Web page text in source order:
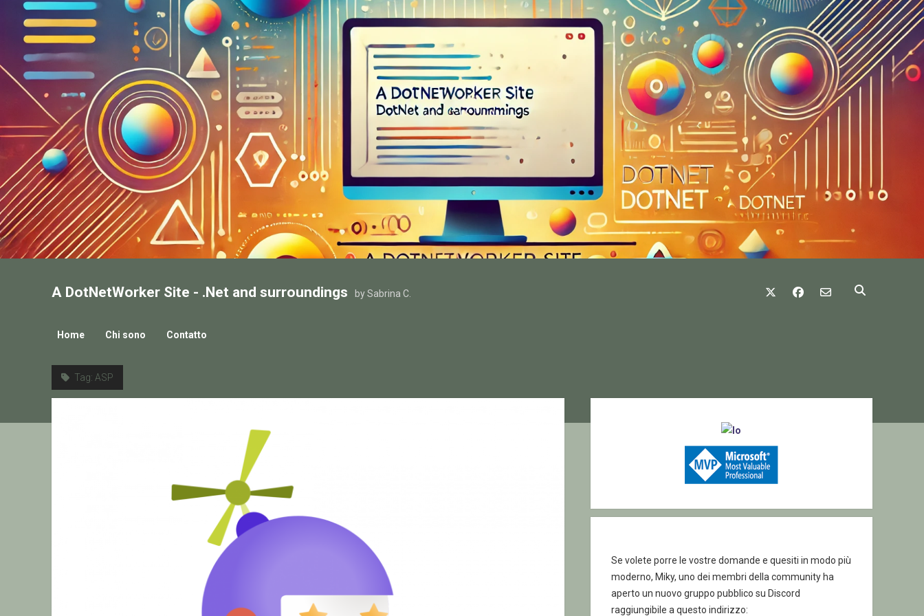
A DotNetWorker Site - .Net and surroundings by Sabrina C.
twitter facebook
email-form
Home Chi sono Contatto
Tag: ASP
Se volete porre le vostre domande e quesiti in modo più
moderno, Miky, uno dei membri della community ha
aperto un nuovo gruppo pubblico su Discord
raggiungibile a questo indirizzo: